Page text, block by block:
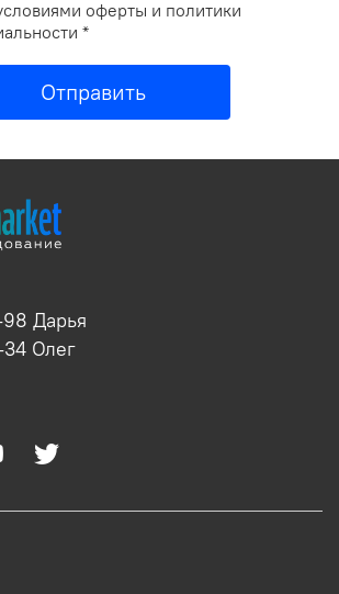
оферты и политики
*
Отправить
Дарья
Олег